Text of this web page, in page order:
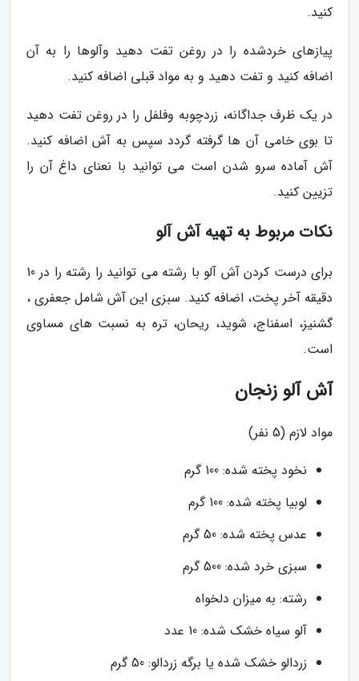
کنید.
پیازهای خردشده را در روغن تفت دهید وآلوها را به آن
اضافه کنید و تفت دهید و به مواد قبلی اضافه کنید.
در یک ظرف جداگانه، زردچوبه وفلفل را در روغن تفت دهید
تا بوی خامی آن ها گرفته گردد سپس به آش اضافه کنید.
آش آماده سرو شدن است می توانید با نعنای داغ آن را
تزیین کنید.
نکات مربوط به تهیه آش آلو
برای درست کردن آش آلو با رشته می توانید را رشته را در 10
دقیقه آخر پخت، اضافه کنید. سبزی این آش شامل جعفرى ،
گشنیز، اسفناج، شوید، ریحان، تره به نسبت های مساوی
است.
آش آلو زنجان
مواد لازم (5 نفر)
نخود پخته شده: 100 گرم
لوبیا پخته شده: 100 گرم
عدس پخته شده: 50 گرم
سبزی خرد شده: 500 گرم
رشته: به میزان دلخواه
آلو سیاه خشک شده: 10 عدد
زردالو خشک شده یا برگه زردالو: 50 گرم